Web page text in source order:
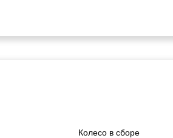
Колесо в сборе